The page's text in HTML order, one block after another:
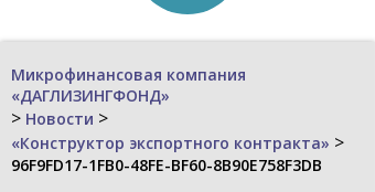
Микрофинансовая компания
«ДАГЛИЗИНГФОНД»
> Новости >
«Конструктор экспортного контракта» >
96F9FD17-1FB0-48FE-BF60-8B90E758F3DB